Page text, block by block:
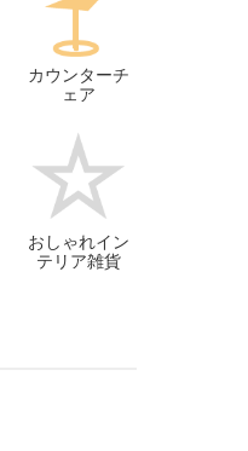
カウンターチ
ェア
おしゃれイン
テリア雑貨